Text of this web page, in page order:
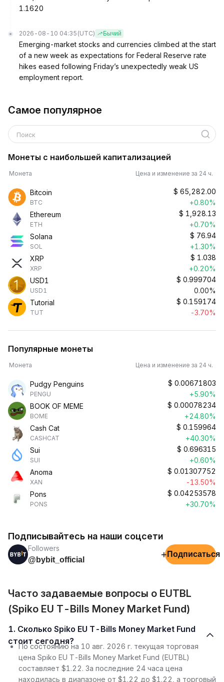
1.1620
2026-08-10 04:35 (UTC) Бычий
Emerging-market stocks and currencies climbed at the start
of a new week as expectations for Federal Reserve rate
hikes eased following Friday’s unexpectedly weak US
employment report.
Самое популярное
Поиск
Монеты с наибольшей капитализацией
Монета Цена и изменение за 24 ч.
Bitcoin
BTC
$ 65,282.00
+0.80%
Ethereum
ETH
$ 1,928.13
+0.70%
Solana
SOL
$ 76.94
+1.30%
XRP
XRP
$ 1.038
+0.20%
USD1
USD1
$ 0.999704
0.00%
Tutorial
TUT
$ 0.159174
-3.70%
Популярные монеты
Монета Цена и изменение за 24 ч.
Pudgy Penguins
PENGU
$ 0.00671803
+5.90%
BOOK OF MEME
BOME
$ 0.00078234
+24.80%
Cash Cat
CASHCAT
$ 0.159964
+40.30%
Sui
SUI
$ 0.696315
+0.60%
Anoma
XAN
$ 0.01307752
-13.50%
Pons
PONS
$ 0.04253578
+30.70%
Подписывайтесь на наши соцсети
Followers
@bybit_official
+ Подписаться
Часто задаваемые вопросы о EUTBL
(Spiko EU T-Bills Money Market Fund)
1. Сколько Spiko EU T-Bills Money Market Fund
стоит сегодня?
По состоянию на 10 авг. 2026 г. текущая торговая
цена Spiko EU T-Bills Money Market Fund (EUTBL)
составляет $1.22. За последние 24 часа цена
находилась в диапазоне от $1.22 до $1.22, а торговый